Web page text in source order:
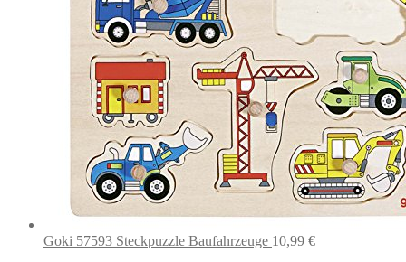
Goki 57593 Steckpuzzle Baufahrzeuge 10,99 €